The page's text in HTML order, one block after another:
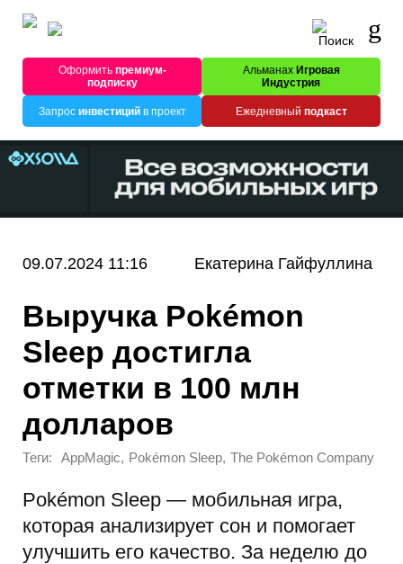
Оформитьпремиум-
подписку
Альманах Игровая
Индустрия
Запрос инвестицийв проект Ежедневный подкаст
09.07.2024 11:16 Екатерина Гайфуллина
Выручка Pokémon
Sleep достигла
отметки в 100 млн
долларов
Теги: AppMagic, Pokémon Sleep, The Pokémon Company
Pokémon Sleep — мобильная игра,
которая анализирует сон и помогает
улучшить его качество. За неделю до